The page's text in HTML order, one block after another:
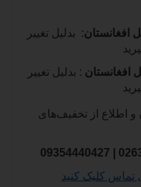
افغانستان: بدلیل تغییر
افغانستان : بدلیل تغییر
و اطلاع از تخفیف‌های
09354440427
تماس کلیک کنید